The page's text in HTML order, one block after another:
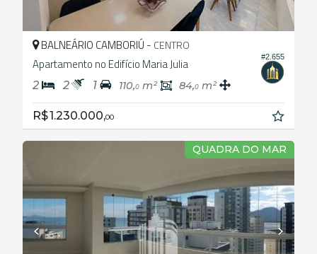
#2.655
BALNEÁRIO CAMBORIÚ - CENTRO
Apartamento no Edifício Maria Julia
2 2 1 110,0 m² 84,0 m²
R$ 1.230.000,00
QUADRA DO MAR